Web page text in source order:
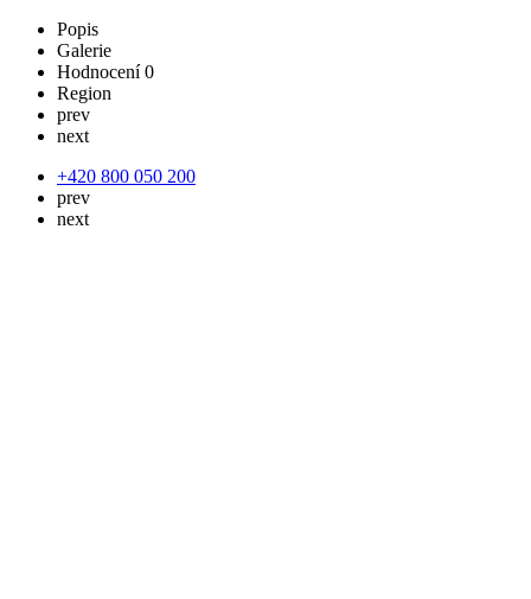
Popis
Galerie
Hodnocení0
Region
prev
next
+420 800 050 200
prev
next